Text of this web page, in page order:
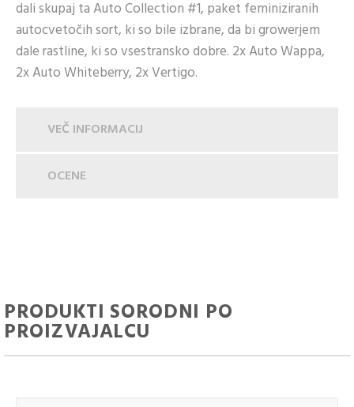
dali skupaj ta Auto Collection #1, paket feminiziranih
autocvetočih sort, ki so bile izbrane, da bi growerjem
dale rastline, ki so vsestransko dobre. 2x Auto Wappa,
2x Auto Whiteberry, 2x Vertigo.
VEČ INFORMACIJ
OCENE
PRODUKTI SORODNI PO
PROIZVAJALCU